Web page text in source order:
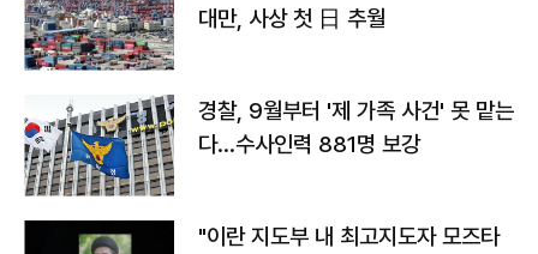
대만, 사상 첫 日 추월
경찰, 9월부터 '제 가족 사건' 못 맡는
다…수사인력 881명 보강
"이란 지도부 내 최고지도자 모즈타